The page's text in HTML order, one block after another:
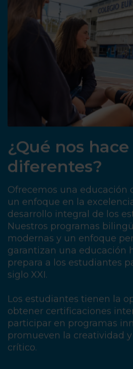
¿Qué nos hace
diferentes?
Ofrecemos una educación
un enfoque en la
desarrollo integral de los
Nuestros programas
modernas y un enfoque
garantizan una educación
prepara a los estudiantes
siglo XXI​.
Los estudiantes tienen la
obtener certificaciones
participar en programas
promueven la creatividad
crítico.